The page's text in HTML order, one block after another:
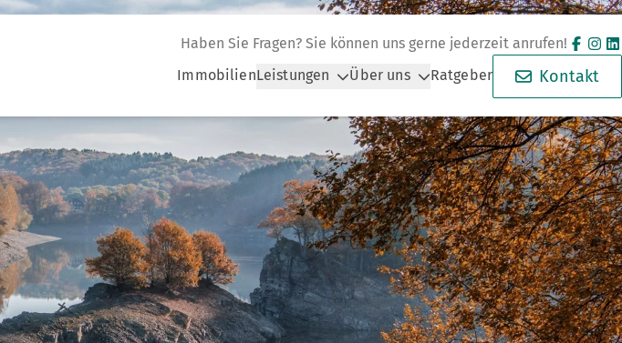
Haben Sie Fragen? Sie können uns gerne jederzeit anrufen!
ImmobilienLeistungen Über uns Ratgeber Kontakt